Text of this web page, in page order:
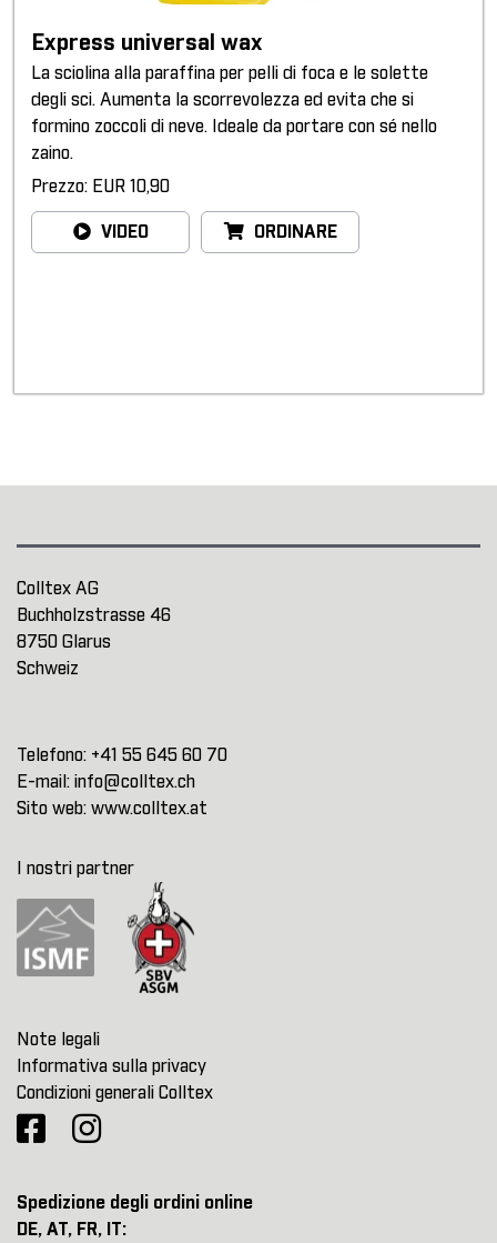
Express universal wax
La sciolina alla paraffina per pelli di foca e le solette
degli sci. Aumenta la scorrevolezza ed evita che si
formino zoccoli di neve. Ideale da portare con sé nello
zaino.
Prezzo: EUR 10,90
VIDEO ORDINARE
Colltex AG
Buchholzstrasse 46
8750 Glarus
Schweiz
Telefono: +41 55 645 60 70
E-mail: info@colltex.ch
Sito web: www.colltex.at
I nostri partner
Note legali
Informativa sulla privacy
Condizioni generali Colltex
Spedizione degli ordini online
DE, AT, FR, IT: